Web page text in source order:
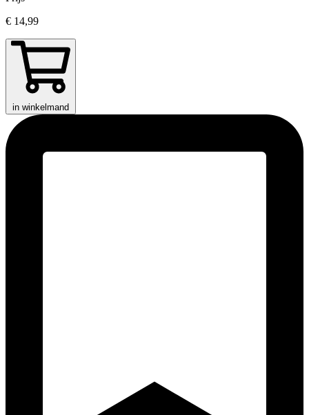
€ 14,99
in winkelmand